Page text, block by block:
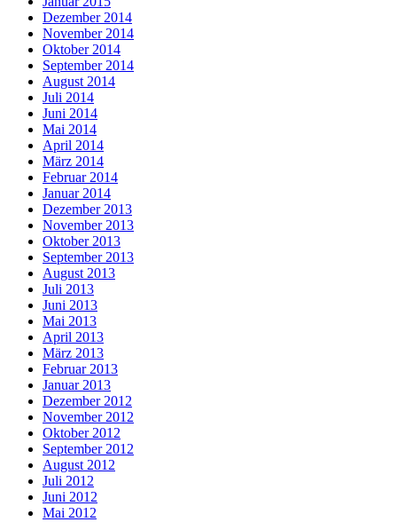
Dezember 2014
November 2014
Oktober 2014
September 2014
August 2014
Juli 2014
Juni 2014
Mai 2014
April 2014
März 2014
Februar 2014
Januar 2014
Dezember 2013
November 2013
Oktober 2013
September 2013
August 2013
Juli 2013
Juni 2013
Mai 2013
April 2013
März 2013
Februar 2013
Januar 2013
Dezember 2012
November 2012
Oktober 2012
September 2012
August 2012
Juli 2012
Juni 2012
Mai 2012